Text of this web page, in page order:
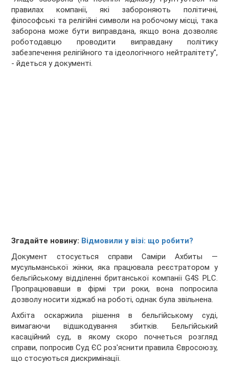
правилах компанії, які забороняють політичні,
філософські та релігійні символи на робочому місці, така
заборона може бути виправдана, якщо вона дозволяє
роботодавцю проводити виправдану політику
забезпечення релігійного та ідеологічного нейтралітету",
- йдеться у документі.
Згадайте новину: Відмовили у візі: що робити?
Документ стосується справи Саміри Ахбиты —
мусульманської жінки, яка працювала реєстратором у
бельгійському відділенні британської компанії G4S PLC.
Пропрацювавши в фірмі три роки, вона попросила
дозволу носити хіджаб на роботі, однак була звільнена.
Ахбіта оскаржила рішення в бельгійському суді,
вимагаючи відшкодування збитків. Бельгійський
касаційний суд, в якому скоро почнеться розгляд
справи, попросив Суд ЄС роз'яснити правила Євросоюзу,
що стосуються дискримінації.